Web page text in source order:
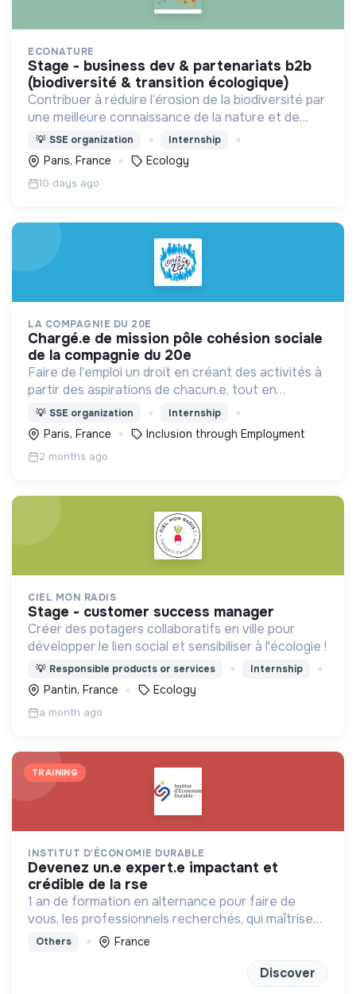
ECONATURE
stage - business dev & partenariats b2b
(biodiversité & transition écologique)
Contribuer à réduire l’érosion de la biodiversité par
une meilleure connaissance de la nature et de
l’écologie
💡 SSE organization Internship
Paris, France Ecology
10 days ago
LA COMPAGNIE DU 20E
chargé.e de mission pôle cohésion sociale
de la compagnie du 20e
Faire de l'emploi un droit en créant des activités à
partir des aspirations de chacun.e, tout en
apportant des solutions innovantes aux besoins
d'un territoire.
💡 SSE organization Internship
Paris, France Inclusion through Employment
2 months ago
CIEL MON RADIS
stage - customer success manager
Créer des potagers collaboratifs en ville pour
développer le lien social et sensibiliser à l'écologie !
💡 Responsible products or services Internship
Pantin, France Ecology
a month ago
TRAINING
INSTITUT D'ÉCONOMIE DURABLE
devenez un.e expert.e impactant et
crédible de la rse
1 an de formation en alternance pour faire de
vous, les professionnels recherchés, qui maîtrisent
les règles économiques, et les transforme, pour
Others France
Discover